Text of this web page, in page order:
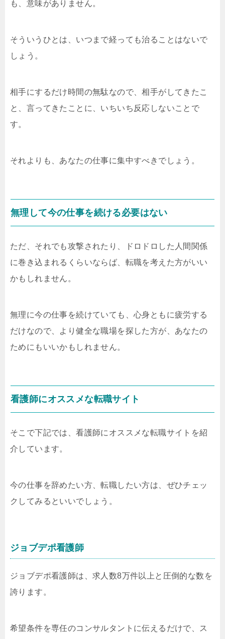
も、意味がありません。
そういうひとは、いつまで経っても治ることはないで
しょう。
相手にするだけ時間の無駄なので、相手がしてきたこ
と、言ってきたことに、いちいち反応しないことで
す。
それよりも、あなたの仕事に集中すべきでしょう。
無理して今の仕事を続ける必要はない
ただ、それでも攻撃されたり、ドロドロした人間関係
に巻き込まれるくらいならば、転職を考えた方がいい
かもしれません。
無理に今の仕事を続けていても、心身ともに疲労する
だけなので、より健全な職場を探した方が、あなたの
ためにもいいかもしれません。
看護師にオススメな転職サイト
そこで下記では、看護師にオススメな転職サイトを紹
介しています。
今の仕事を辞めたい方、転職したい方は、ぜひチェッ
クしてみるといいでしょう。
ジョブデポ看護師
ジョブデポ看護師は、求人数8万件以上と圧倒的な数を
誇ります。
希望条件を専任のコンサルタントに伝えるだけで、ス